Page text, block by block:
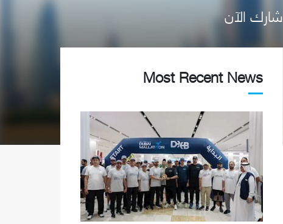
شارك الآن
Most Recent News